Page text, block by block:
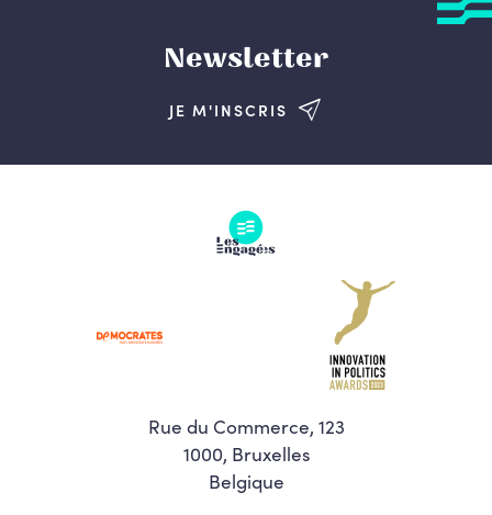
Newsletter
JE M'INSCRIS
Rue du Commerce, 123
1000, Bruxelles
Belgique